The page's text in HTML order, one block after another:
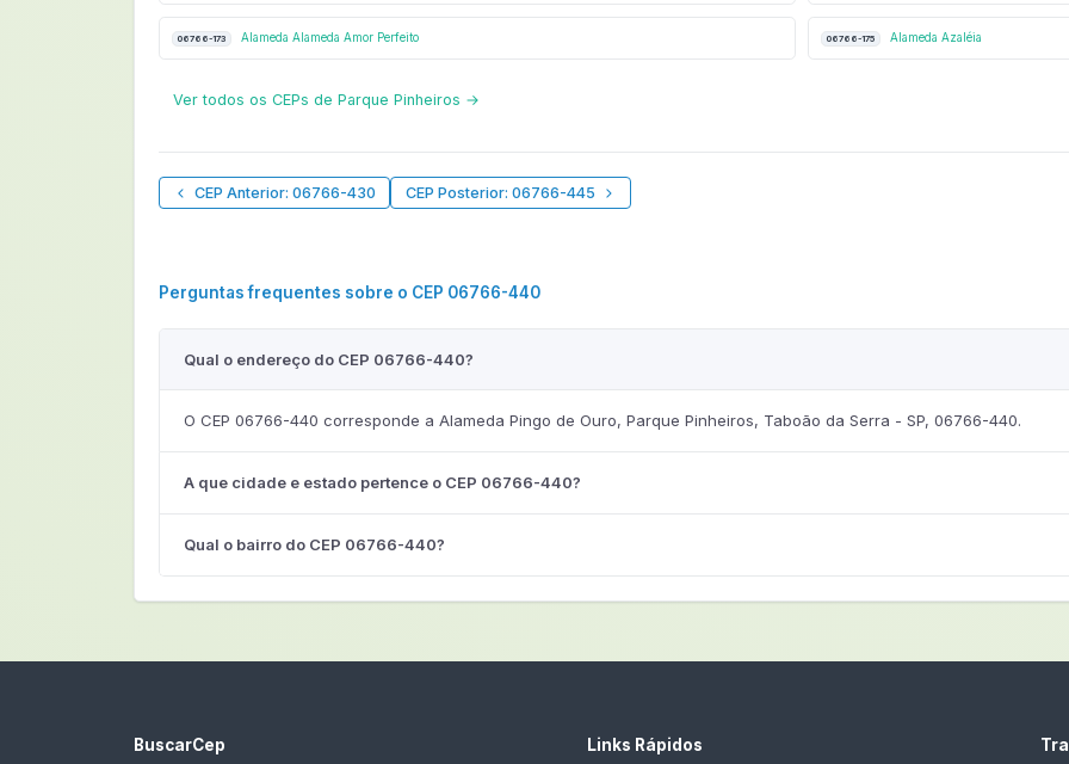
06766-173 Alameda Alameda Amor Perfeito 06766-175 Alameda Azaléia
Ver todos os CEPs de Parque Pinheiros →
CEP Anterior: 06766-430 CEP Posterior: 06766-445
Perguntas frequentes sobre o CEP 06766-440
Qual o endereço do CEP 06766-440?
O CEP 06766-440 corresponde a Alameda Pingo de Ouro, Parque Pinheiros, Taboão da Serra - SP, 06766-440.
A que cidade e estado pertence o CEP 06766-440?
Qual o bairro do CEP 06766-440?
BuscarCep Links Rápidos